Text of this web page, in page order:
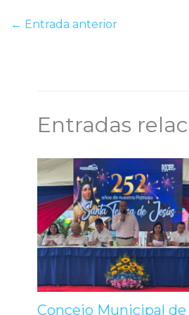
← Entrada anterior
Entradas
Concejo Municipal de